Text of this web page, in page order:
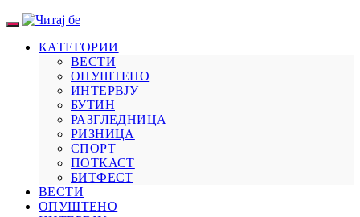
КАТЕГОРИИ
ВЕСТИ
ОПУШТЕНО
ИНТЕРВЈУ
БУТИН
РАЗГЛЕДНИЦА
РИЗНИЦА
СПОРТ
ПОТКАСТ
БИТФЕСТ
ВЕСТИ
ОПУШТЕНО